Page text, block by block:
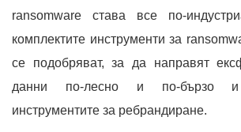
ransomware става все по-
комплектите инструменти за
се подобряват, за да направят
данни по-лесно и по-бързо
инструментите за ребрандиране.